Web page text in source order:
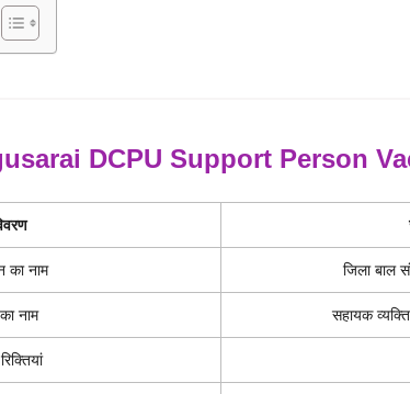
DCPU Support Person
का नाम जिला बाल
नाम सहायक